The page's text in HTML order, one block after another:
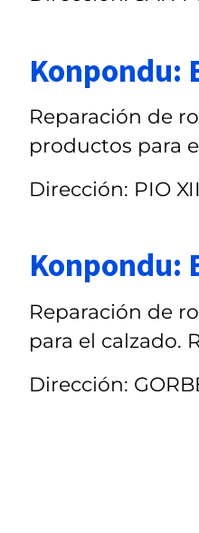
Konpondu:
Reparación de
productos para
Dirección: PIO
Konpondu:
Reparación de
para el calzado.
Dirección: